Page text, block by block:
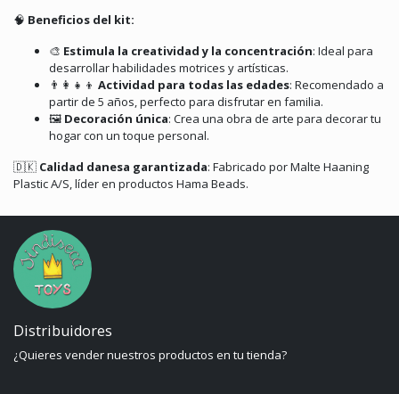
🧠 Beneficios del kit:
🎨 Estimula la creatividad y la concentración: Ideal para
desarrollar habilidades motrices y artísticas.
👨‍👩‍👧‍👦 Actividad para todas las edades: Recomendado a
partir de 5 años, perfecto para disfrutar en familia.
🖼️ Decoración única: Crea una obra de arte para decorar tu
hogar con un toque personal.
🇩🇰 Calidad danesa garantizada: Fabricado por Malte Haaning
Plastic A/S, líder en productos Hama Beads.
Distribuidores
¿Quieres vender nuestros productos en tu tienda?